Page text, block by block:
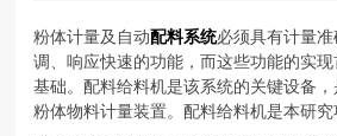
粉体计量及自动配料系统必须具有计量
调、响应快速的功能，而这些功能的实
基础。配料给料机是该系统的关键设备
粉体物料计量装置。配料给料机是本研究